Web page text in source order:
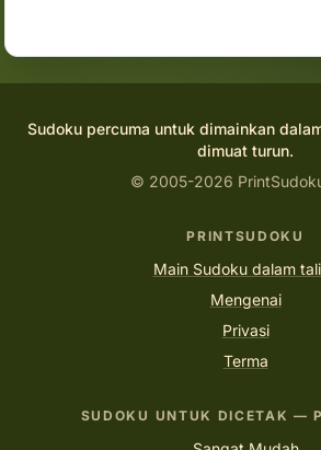
Sudoku percuma untuk dimainkan
dimuat turun.
© 2005-2026
PRINTSUDOKU
Main Sudoku dalam
Mengenai
Privasi
Terma
SUDOKU UNTUK DICETAK —